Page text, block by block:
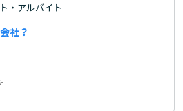
・アルバイト
社？